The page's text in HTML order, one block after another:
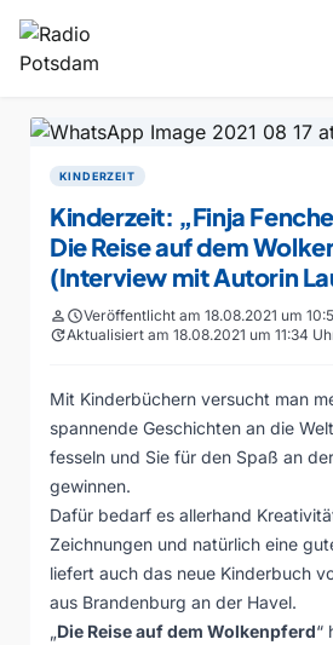
KINDERZEIT
Kinderzeit: „Finja
Die Reise auf dem
(Interview mit Autorin
personscheduleVeröffentlicht am 18.08.2021 um
updateAktualisiert am 18.08.2021 um 11:34
Mit Kinderbüchern versucht man
spannende Geschichten an die
fesseln und Sie für den Spaß an
gewinnen.
Dafür bedarf es allerhand
Zeichnungen und natürlich eine
liefert auch das neue Kinderbuch
aus Brandenburg an der Havel.
„Die Reise auf dem Wolkenpferd“